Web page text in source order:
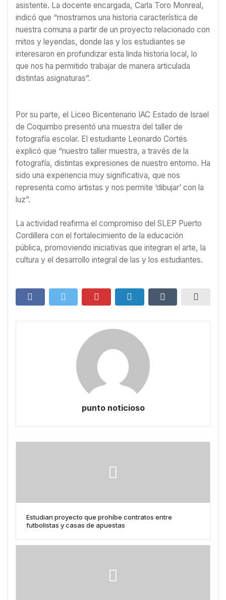
asistente. La docente encargada, Carla Toro Monreal,
indicó que “mostramos una historia característica de
nuestra comuna a partir de un proyecto relacionado con
mitos y leyendas, donde las y los estudiantes se
interesaron en profundizar esta linda historia local, lo
que nos ha permitido trabajar de manera articulada
distintas asignaturas”.
Por su parte, el Liceo Bicentenario IAC Estado de Israel
de Coquimbo presentó una muestra del taller de
fotografía escolar. El estudiante Leonardo Cortés
explicó que “nuestro taller muestra, a través de la
fotografía, distintas expresiones de nuestro entorno. Ha
sido una experiencia muy significativa, que nos
representa como artistas y nos permite ‘dibujar’ con la
luz”.
La actividad reafirma el compromiso del SLEP Puerto
Cordillera con el fortalecimiento de la educación
pública, promoviendo iniciativas que integran el arte, la
cultura y el desarrollo integral de las y los estudiantes.
punto noticioso
Estudian proyecto que prohíbe contratos entre
futbolistas y casas de apuestas